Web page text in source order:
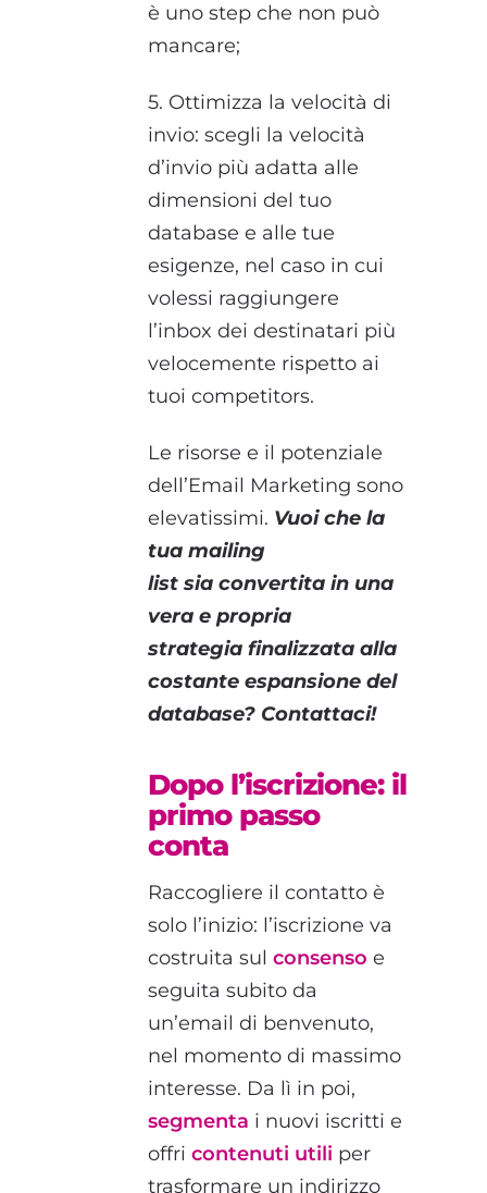
è uno step che non può
mancare;
5. Ottimizza la velocità di
invio: scegli la velocità
d’invio più adatta alle
dimensioni del tuo
database e alle tue
esigenze, nel caso in cui
volessi raggiungere
l’inbox dei destinatari più
velocemente rispetto ai
tuoi competitors.
Le risorse e il potenziale
dell’Email Marketing sono
elevatissimi. Vuoi che la
tua mailing
list sia convertita in una
vera e propria
strategia finalizzata alla
costante espansione del
database? Contattaci!
Dopo l’iscrizione: il
primo passo
conta
Raccogliere il contatto è
solo l’inizio: l’iscrizione va
costruita sul consenso e
seguita subito da
un’email di benvenuto,
nel momento di massimo
interesse. Da lì in poi,
segmenta i nuovi iscritti e
offri contenuti utili per
trasformare un indirizzo